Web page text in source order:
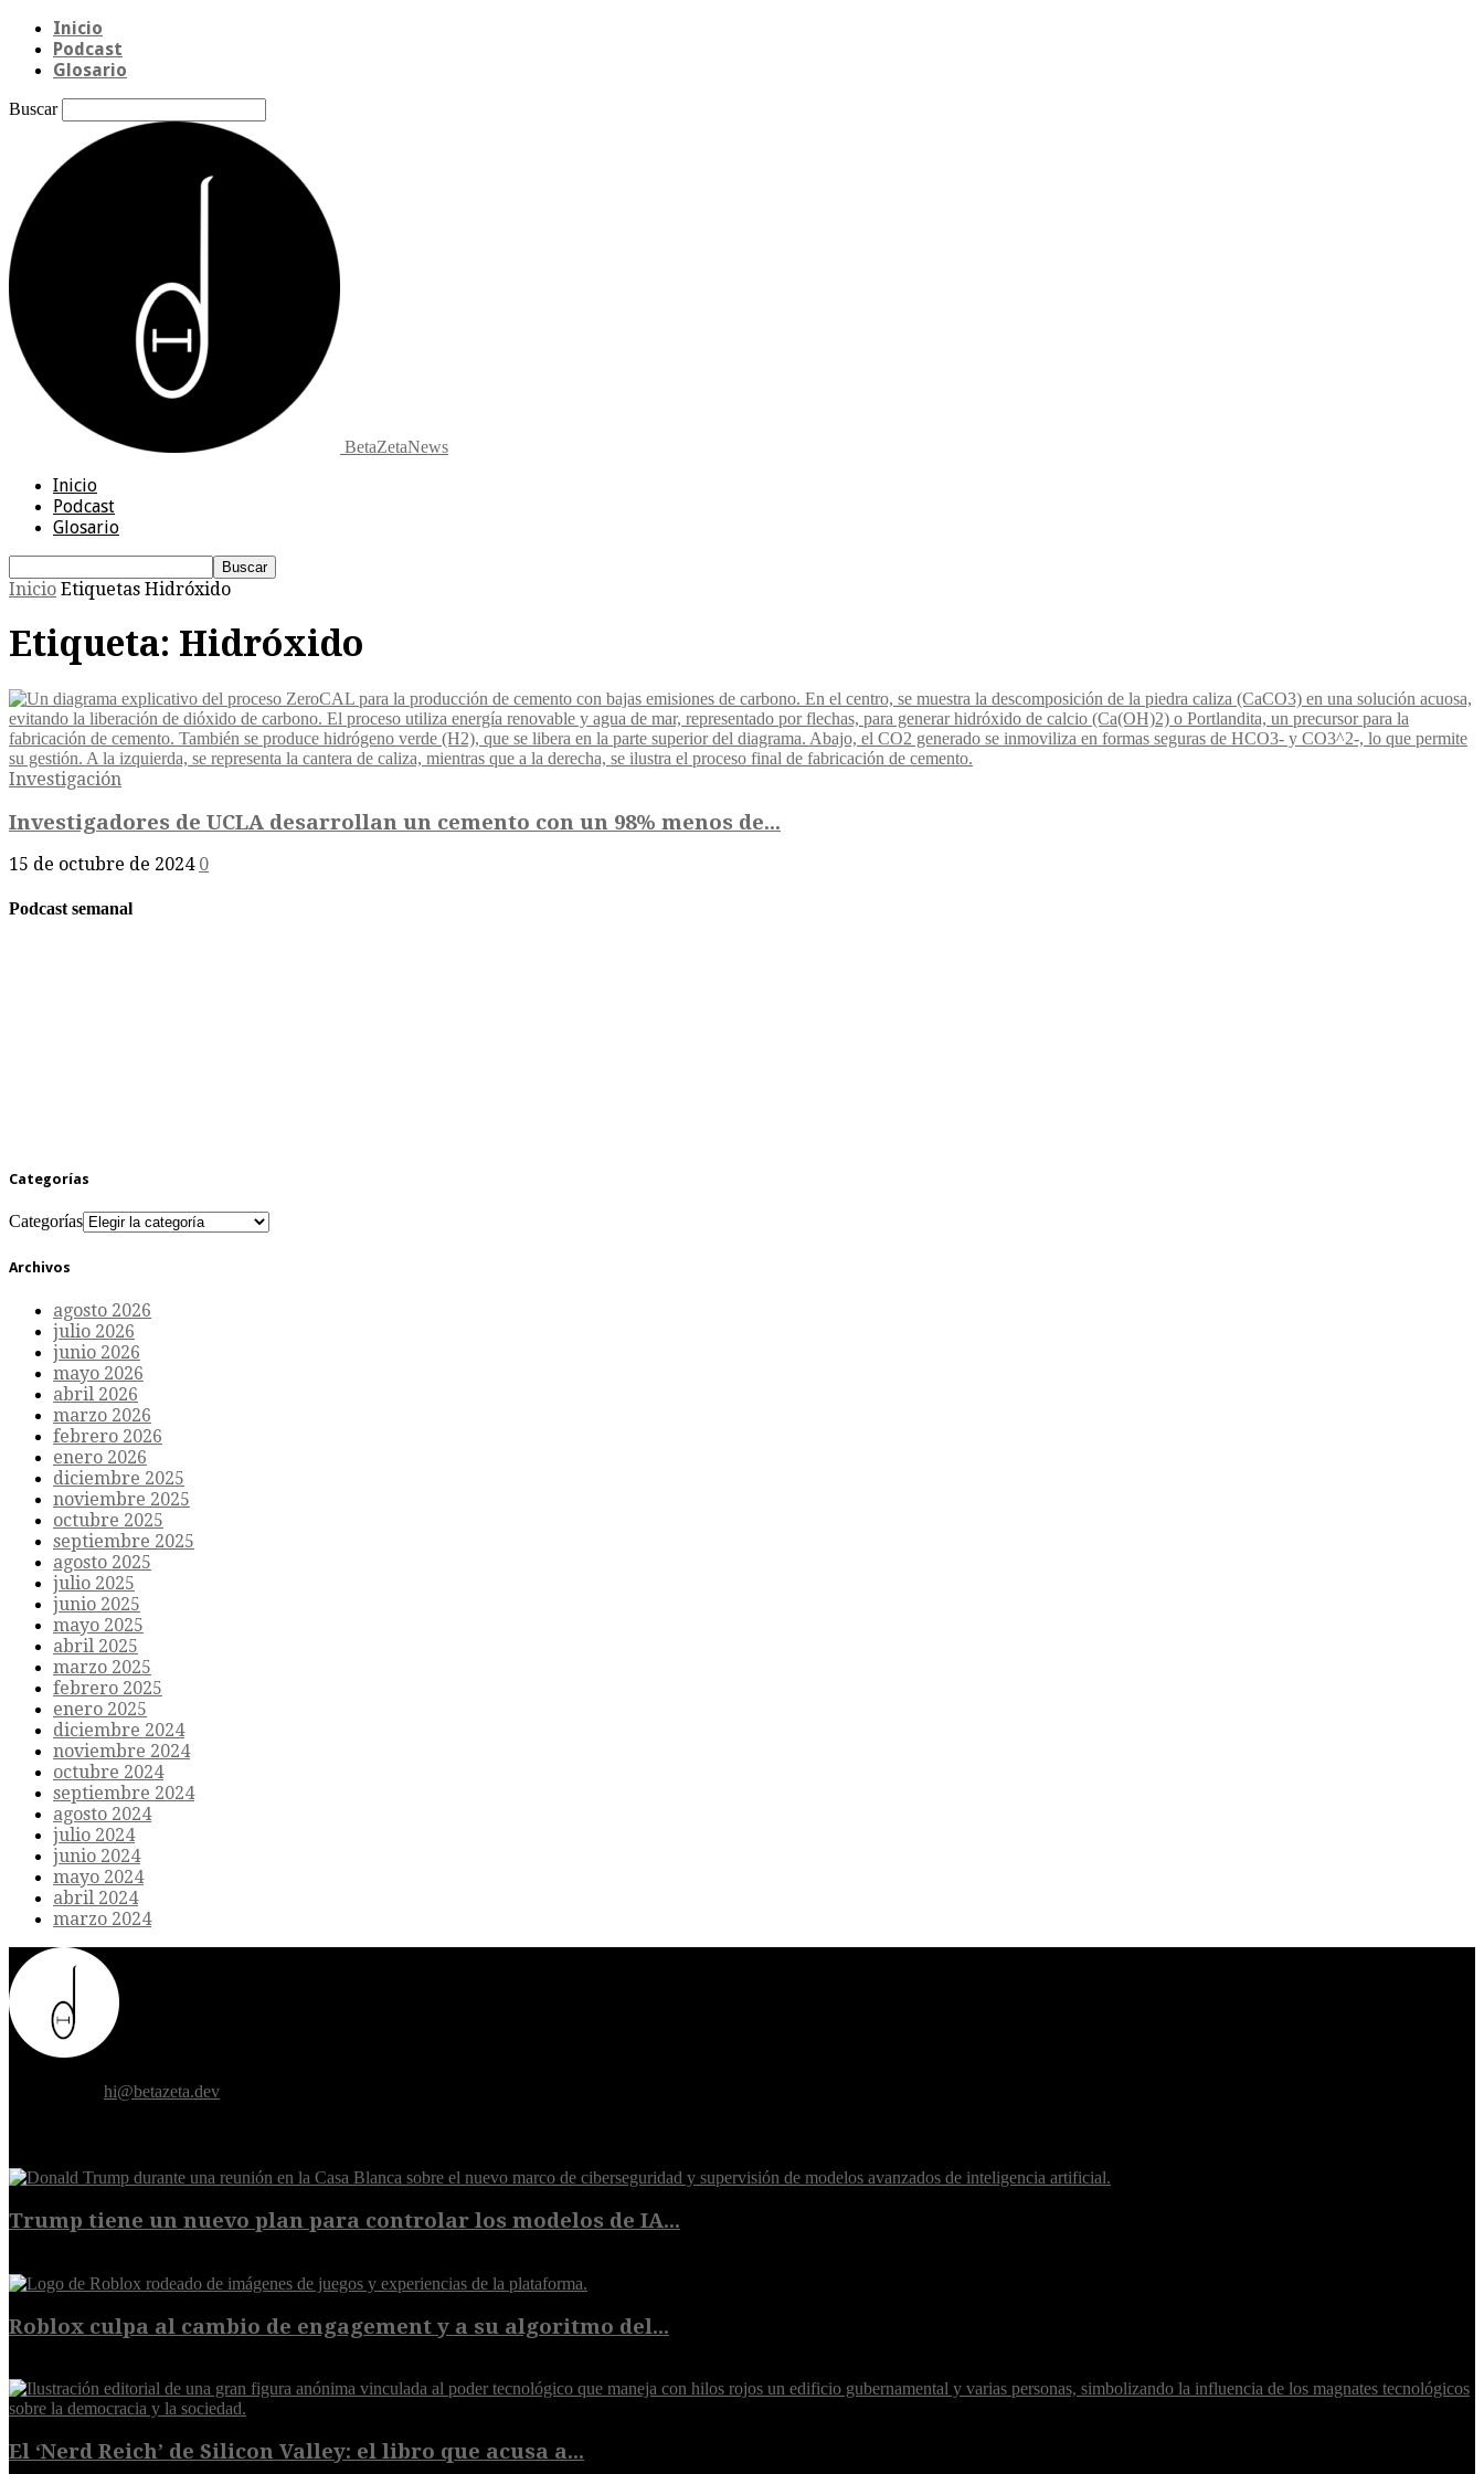
Inicio
Podcast
Glosario
Buscar
BetaZetaNews
Inicio
Podcast
Glosario
Inicio Etiquetas Hidróxido
Etiqueta: Hidróxido
Investigación
Investigadores de UCLA desarrollan un cemento con un 98% menos de...
15 de octubre de 2024 0
Podcast semanal
Categorías
Categorías
Archivos
agosto 2026
julio 2026
junio 2026
mayo 2026
abril 2026
marzo 2026
febrero 2026
enero 2026
diciembre 2025
noviembre 2025
octubre 2025
septiembre 2025
agosto 2025
julio 2025
junio 2025
mayo 2025
abril 2025
marzo 2025
febrero 2025
enero 2025
diciembre 2024
noviembre 2024
octubre 2024
septiembre 2024
agosto 2024
julio 2024
junio 2024
mayo 2024
abril 2024
marzo 2024
hi@betazeta.dev
Trump tiene un nuevo plan para controlar los modelos de IA...
Roblox culpa al cambio de engagement y a su algoritmo del...
El ‘Nerd Reich’ de Silicon Valley: el libro que acusa a...